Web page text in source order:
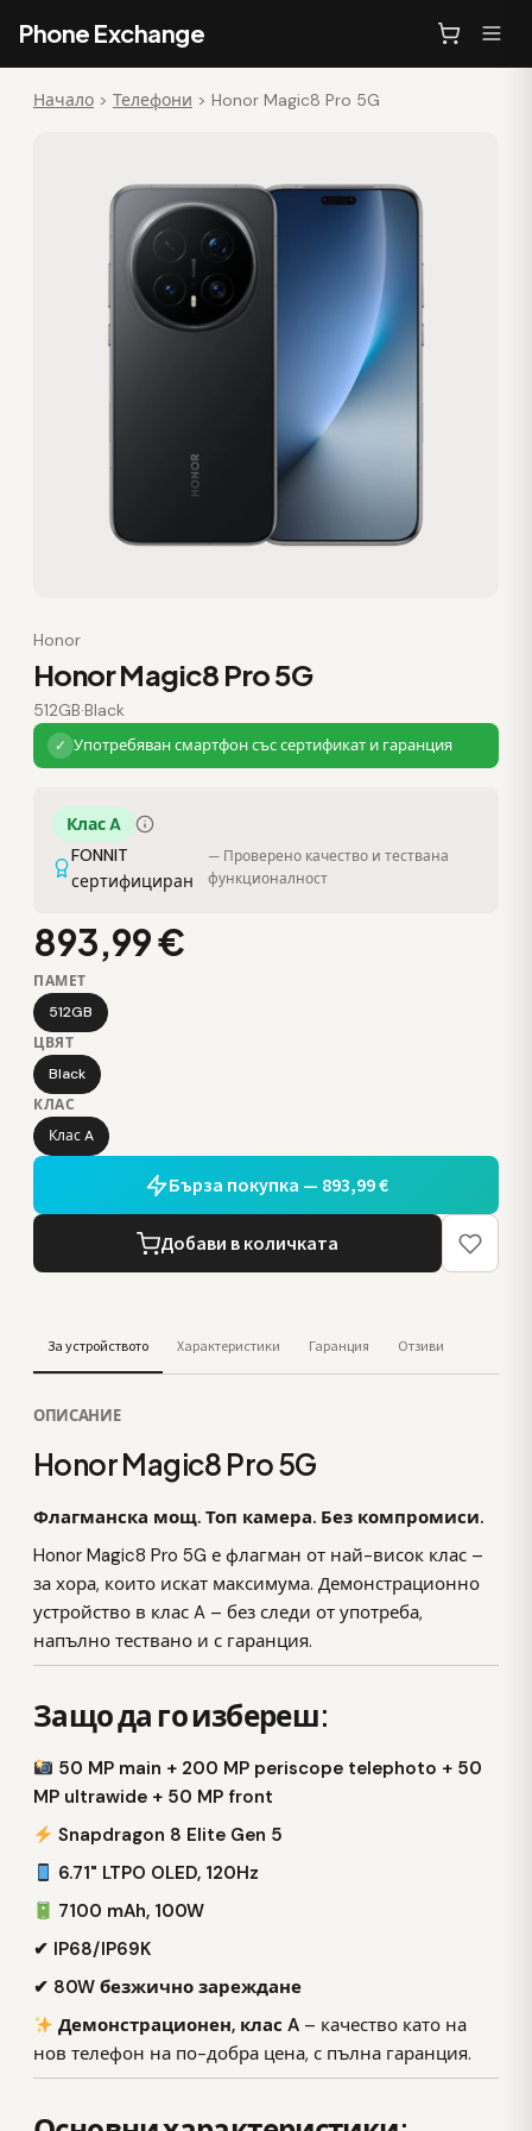
Phone Exchange
Начало > Телефони > Honor Magic8 Pro 5G
Honor
Honor Magic8 Pro 5G
512GB·Black
✓ Употребяван смартфон със сертификат и гаранция
Клас A
FONNIT
сертифициран
— Проверено качество и тествана
функционалност
893,99 €
ПАМЕТ
512GB
ЦВЯТ
Black
КЛАС
Клас A
Бърза покупка — 893,99 €
Добави в количката
За устройството Характеристики Гаранция Отзиви
ОПИСАНИЕ
Honor Magic8 Pro 5G
Флагманска мощ. Топ камера. Без компромиси.
Honor Magic8 Pro 5G е флагман от най-висок клас –
за хора, които искат максимума. Демонстрационно
устройство в клас A – без следи от употреба,
напълно тествано и с гаранция.
Защо да го избереш:
50 MP main + 200 MP periscope telephoto + 50
MP ultrawide + 50 MP front
Snapdragon 8 Elite Gen 5
6.71" LTPO OLED, 120Hz
7100 mAh, 100W
✔ IP68/IP69K
✔ 80W безжично зареждане
Демонстрационен, клас A – качество като на
нов телефон на по-добра цена, с пълна гаранция.